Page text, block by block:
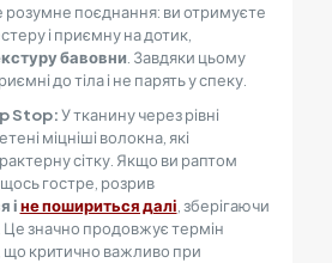
поєднання: ви отримуєте
і приємну на дотик,
бавовни . Завдяки цьому
до тіла і не парять у спеку.
Stop:У тканину через рівні
міцніші волокна, які
сітку. Якщо ви раптом
гостре, розрив
іне пошириться далі , зберігаючи
Це значно продовжує термін
що критично важливо при